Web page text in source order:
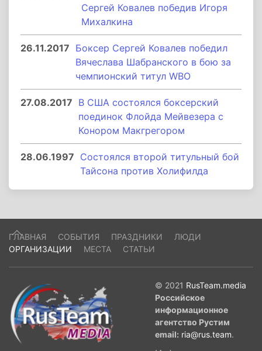
Сергей Ковалев победив Игоря
Михалкина
26.11.2017 Боксер Сергей Ковалев победил
Вячеслава Шабранского в бою за
чемпионский титул WBO
27.08.2017 В США состоялся боксерский
поединок Флойда Мейвезера с
Конором Макгрегором
28.06.1997 Состоялся второй титульный бой
Тайсона против Холифилда
ГЛАВНАЯ СОБЫТИЯ ПРАЗДНИКИ
ЛЮДИ
ОРГАНИЗАЦИИ
МЕСТА СТАТЬИ
© 2021 RusTeam.media
Российское
информационное
агентство Рустим
email: ria@rus.team.